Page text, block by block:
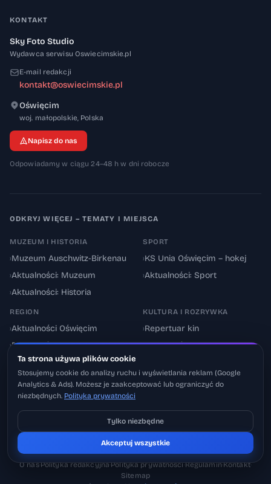
KONTAKT
Sky Foto Studio
Wydawca serwisu Oswiecimskie.pl
E-mail redakcji
kontakt@oswiecimskie.pl
Oświęcim
woj. małopolskie, 32-600
Polska
Napisz do nas
Odpowiadamy w ciągu 24–48 h w dni robocze
ODKRYJ WIĘCEJ – TEMATY I MIEJSCA
MUZEUM I HISTORIA
›Muzeum Auschwitz-Birkenau
›Aktualności: Muzeum
›Aktualności: Historia
SPORT
›KS Unia Oświęcim – hokej
›Aktualności: Sport
REGION
›Aktualności Oświęcim
›Powiat oświęcimski
Utrudnienia drogowe
KULTURA I ROZRYWKA
›Repertuar kin
›Aktualności: Kultura
© 2026 Oswiecimskie.pl – Portal informacyjny Oświęcimia i powiatu
oświęcimskiego.
O nas·Polityka redakcyjna·Polityka prywatności·Regulamin·Kontakt·
Sitemap
Ta strona używa plików cookie
Stosujemy cookie do analizy ruchu i wyświetlania reklam (Google
Analytics & Ads). Możesz je zaakceptować lub ograniczyć do
niezbędnych. Polityka prywatności
Tylko niezbędne
Akceptuj wszystkie
Pobierz na iOS